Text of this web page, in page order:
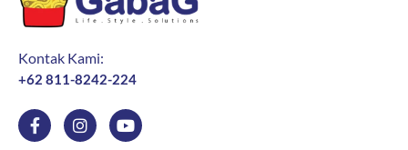
Kontak Kami:
+62 811-8242-224
F
a
I
n
Y
o